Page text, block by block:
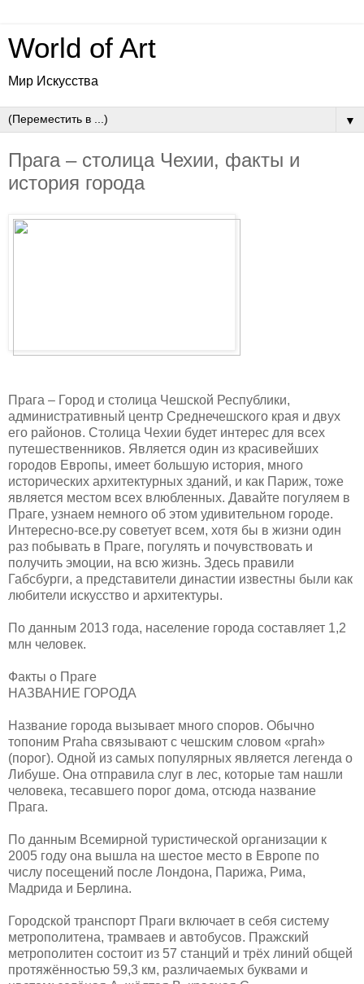
World of Art
Мир Искусства
▼
Прага – столица Чехии, факты и
история города
Прага – Город и столица Чешской Республики,
административный центр Среднечешского края и двух
его районов. Столица Чехии будет интерес для всех
путешественников. Является один из красивейших
городов Европы, имеет большую история, много
исторических архитектурных зданий, и как Париж, тоже
является местом всех влюбленных. Давайте погуляем в
Праге, узнаем немного об этом удивительном городе.
Интересно-все.ру советует всем, хотя бы в жизни один
раз побывать в Праге, погулять и почувствовать и
получить эмоции, на всю жизнь. Здесь правили
Габсбурги, а представители династии известны были как
любители искусство и архитектуры.
По данным 2013 года, население города составляет 1,2
млн человек.
Факты о Праге
НАЗВАНИЕ ГОРОДА
Название города вызывает много споров. Обычно
топоним Praha связывают с чешским словом «prah»
(порог). Одной из самых популярных является легенда о
Либуше. Она отправила слуг в лес, которые там нашли
человека, тесавшего порог дома, отсюда название
Прага.
По данным Всемирной туристической организации к
2005 году она вышла на шестое место в Европе по
числу посещений после Лондона, Парижа, Рима,
Мадрида и Берлина.
Городской транспорт Праги включает в себя систему
метрополитена, трамваев и автобусов. Пражский
метрополитен состоит из 57 станций и трёх линий общей
протяжённостью 59,3 км, различаемых буквами и